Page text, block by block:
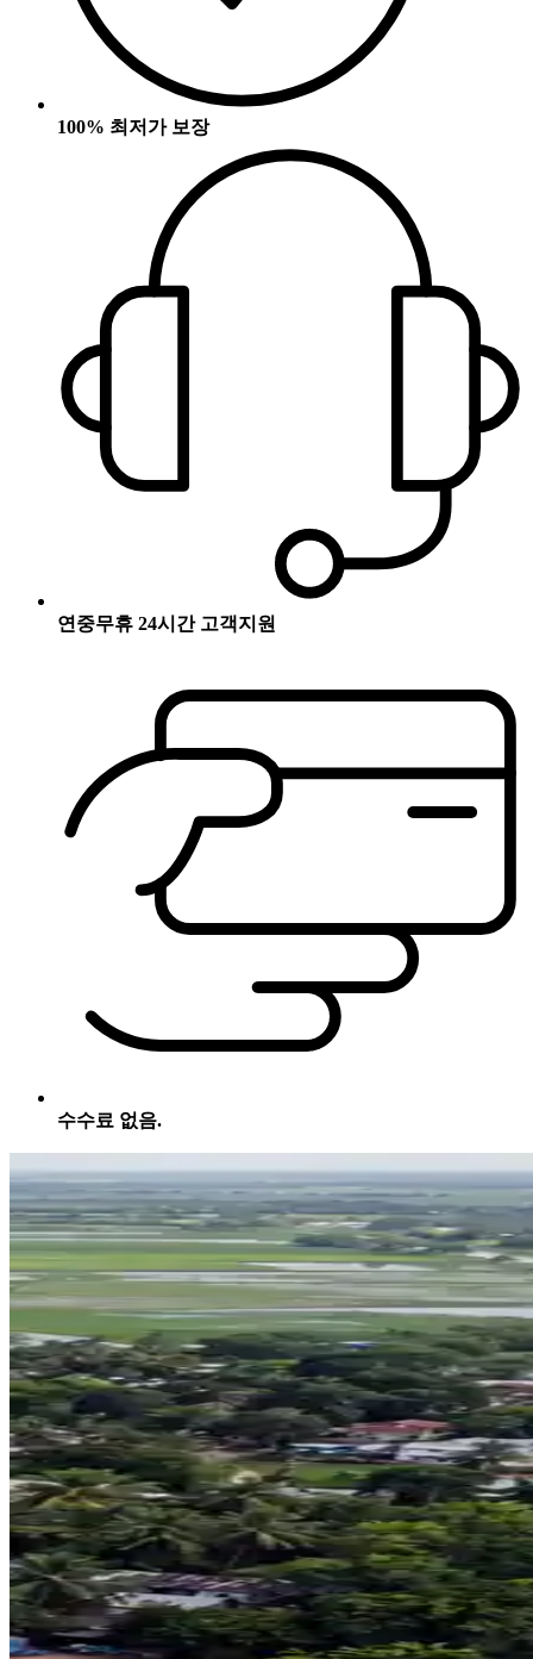
100% 최저가 보장
연중무휴 24시간 고객지원
수수료 없음.